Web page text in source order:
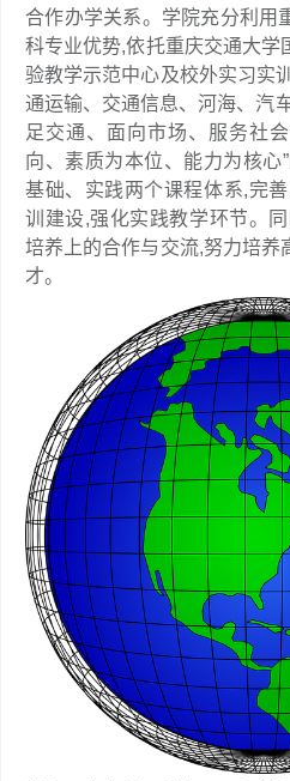
合作办学关系。学院充分利用
科专业优势,依托重庆交通大学
验教学示范中心及校外实习实
通运输、交通信息、河海、汽
足交通、面向市场、服务社
向、素质为本位、能力为核心
基础、实践两个课程体系,完
训建设,强化实践教学环节。
培养上的合作与交流,努力培养
才。